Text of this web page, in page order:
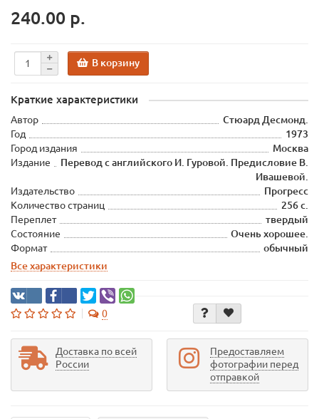
240.00 р.
В корзину
Краткие характеристики
Автор
Стюард Десмонд.
Год
1973
Город издания
Москва
Издание
Перевод с английского И. Гуровой. Предисловие В.
Ивашевой.
Издательство
Прогресс
Количество страниц
256 с.
Переплет
твердый
Состояние
Очень хорошее.
Формат
обычный
Все характеристики
0
Доставка по всей
России
Предоставляем
фотографии перед
отправкой